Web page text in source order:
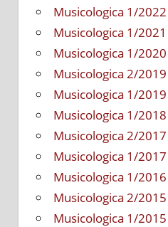
Musicologica 1/2022
Musicologica 1/2021
Musicologica 1/2020
Musicologica 2/2019
Musicologica 1/2019
Musicologica 1/2018
Musicologica 2/2017
Musicologica 1/2017
Musicologica 1/2016
Musicologica 2/2015
Musicologica 1/2015